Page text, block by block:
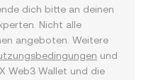
dich bitte an deinen
Nicht alle
angeboten. Weitere
und
Web3 Wallet und die